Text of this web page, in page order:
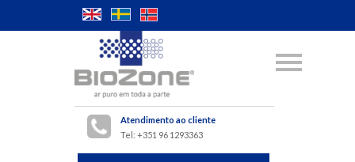
Atendimento ao cliente
Tel: +351 96 1293363